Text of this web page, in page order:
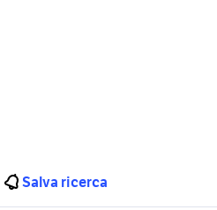
Salva ricerca